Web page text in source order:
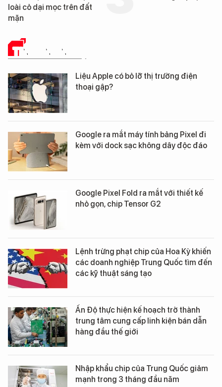
loài cỏ dại mọc trên đất
mặn
TIN CÔNG NGHỆ
Liệu Apple có bỏ lỡ thị trường điện
thoại gập?
Google ra mắt máy tính bảng Pixel đi
kèm với dock sạc không dây độc đáo
Google Pixel Fold ra mắt với thiết kế
nhỏ gọn, chip Tensor G2
Lệnh trừng phạt chip của Hoa Kỳ khiến
các doanh nghiệp Trung Quốc tìm đến
các kỹ thuật sáng tạo
Ấn Độ thực hiện kế hoạch trở thành
trung tâm cung cấp linh kiện bán dẫn
hàng đầu thế giới
Nhập khẩu chip của Trung Quốc giảm
mạnh trong 3 tháng đầu năm